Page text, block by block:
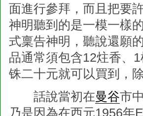
面進行參拜，而且把要
神明聽到的是一模一樣
式稟告神明，聽說還願
品通常須包含12炷香、
铢二十元就可以買到，
話說當初在曼谷市
乃是因為在西元1956年